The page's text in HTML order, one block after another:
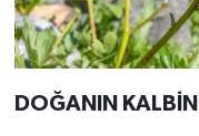
DOĞANIN